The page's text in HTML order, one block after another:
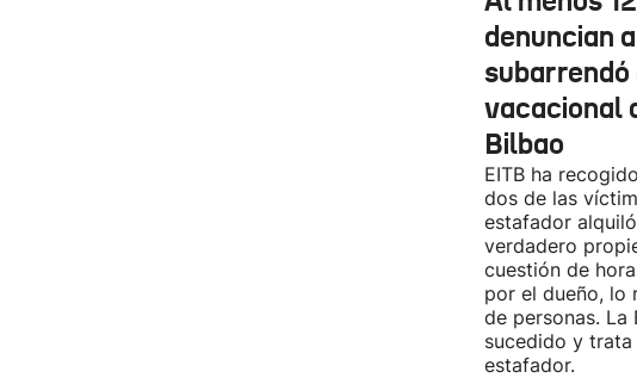
denuncian
subarrendó
vacacional
Bilbao
EITB ha
dos de las
estafador
verdadero
cuestión de
por el dueño, lo
de personas.
sucedido y
estafador.